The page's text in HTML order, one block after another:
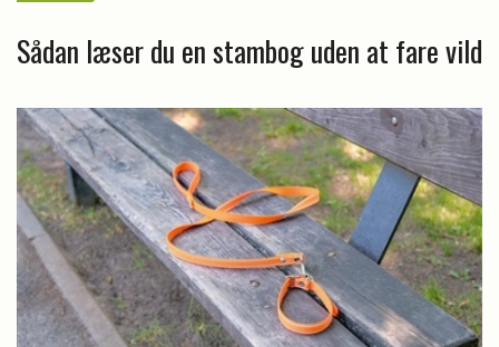
Sådan læser du en stambog uden at fare vild